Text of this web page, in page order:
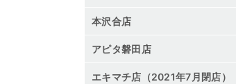
本沢合店
アピタ磐田店
エキマチ店（2021年7月閉店）